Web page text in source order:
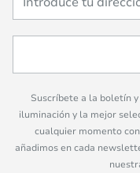
Suscríbete a la boletín
iluminación y la mejor
cualquier momento
añadimos en cada